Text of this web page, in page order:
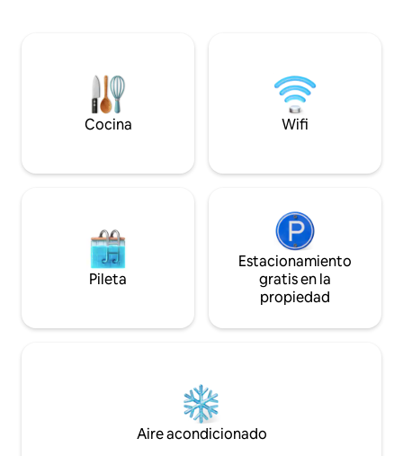
Bodega Stone
Creek, Panasonic. Escalones en ambas
entradas;
Cocina Wifi
Pileta
Estacionamiento
gratis en la
propiedad
Aire acondicionado